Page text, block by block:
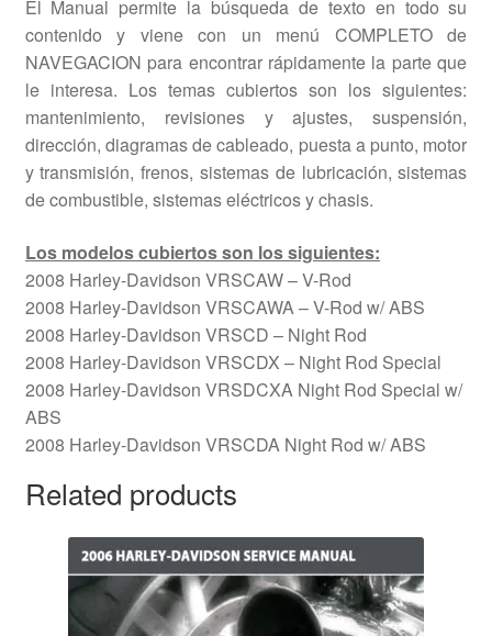
El Manual permite la búsqueda de texto en todo su
contenido y viene con un menú COMPLETO de
NAVEGACION para encontrar rápidamente la parte que
le interesa. Los temas cubiertos son los siguientes:
mantenimiento, revisiones y ajustes, suspensión,
dirección, diagramas de cableado, puesta a punto, motor
y transmisión, frenos, sistemas de lubricación, sistemas
de combustible, sistemas eléctricos y chasis.
Los modelos cubiertos son los siguientes:
2008 Harley-Davidson VRSCAW – V-Rod
2008 Harley-Davidson VRSCAWA – V-Rod w/ ABS
2008 Harley-Davidson VRSCD – Night Rod
2008 Harley-Davidson VRSCDX – Night Rod Special
2008 Harley-Davidson VRSDCXA Night Rod Special w/
ABS
2008 Harley-Davidson VRSCDA Night Rod w/ ABS
Related products